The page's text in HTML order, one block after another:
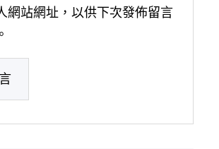
網站網址，以供下次發佈留言